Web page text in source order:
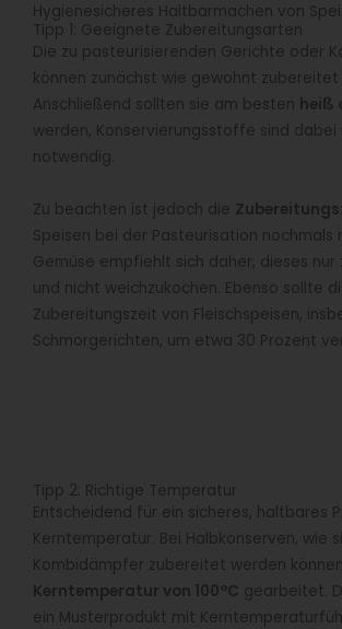
Hygienesicheres Haltbarmachen von
Tipp 1: Geeignete Zubereitungsarten
Die zu pasteurisierenden Gerichte oder
können zunächst wie gewohnt zubereitet
Anschließend sollten sie am besten heiß
werden, Konservierungsstoffe sind dabei
notwendig.
Zu beachten ist jedoch die
Speisen bei der Pasteurisation nochmals
Gemüse empfiehlt sich daher, dieses nur
und nicht weichzukochen. Ebenso sollte
Zubereitungszeit von Fleischspeisen,
Schmorgerichten, um etwa 30 Prozent
Tipp 2: Richtige Temperatur
Entscheidend für ein sicheres, haltbares
Kerntemperatur. Bei Halbkonserven, wie
Kombidämpfer zubereitet werden
Kerntemperatur von 100°C gearbeitet.
ein Musterprodukt mit